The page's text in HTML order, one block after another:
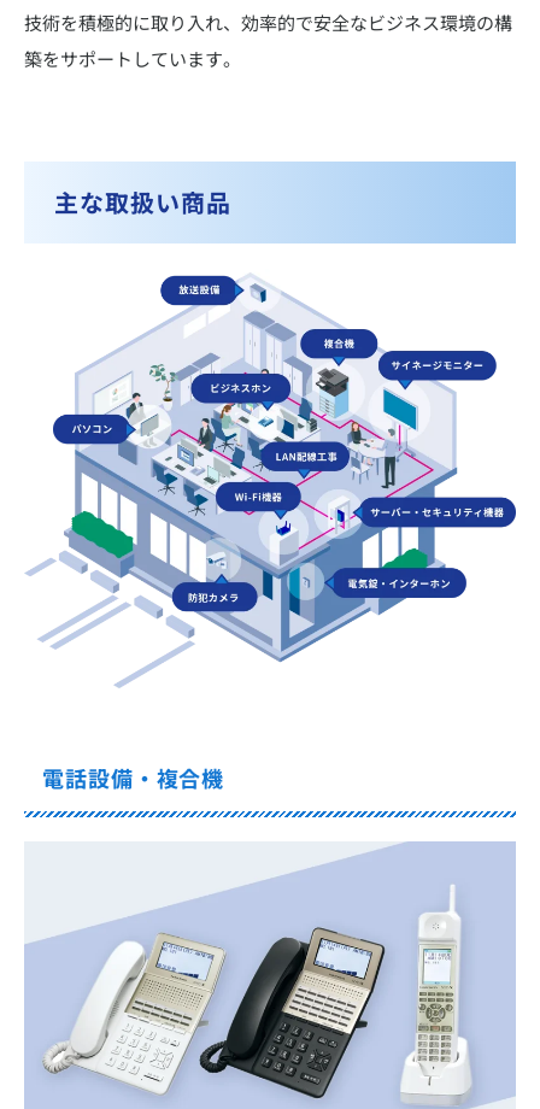
技術を積極的に取り入れ、効率的で安全なビジネス環境の構
築をサポートしています。
主な取扱い商品
電話設備・複合機